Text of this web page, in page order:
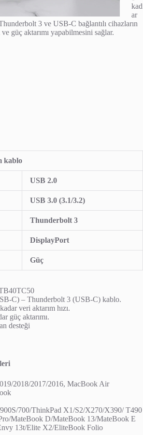
kad
ar
3 ve USB-C bağlantılı cihazların
güç aktarımı yapabilmesini sağlar.
kablo
USB 2.0
USB 3.0 (3.1/3.2)
Thunderbolt 3
DisplayPort
Güç
C) – Thunderbolt 3 (USB-C) kablo.
veri aktarım hızı.
güç aktarımı.
desteği
2018/2017/2016, MacBook Air
700/ThinkPad X1/S2/X270/X390/ T490
MateBook D/MateBook 13/MateBook E
13t/Elite X2/EliteBook Folio